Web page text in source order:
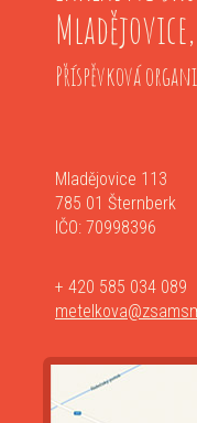
Příspěvková
Mladějovice 113
785 01 Šternberk
IČO: 70998396
+ 420 585 034 089